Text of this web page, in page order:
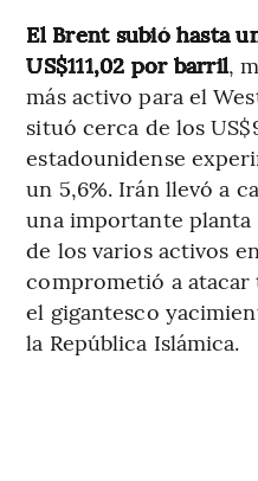
El Brent subió hasta
US$111,02 por barril,
más activo para el
situó cerca de los
estadounidense
un 5,6%. Irán llevó a
una importante planta
de los varios activos
comprometió a atacar
el gigantesco
la República Islámica.